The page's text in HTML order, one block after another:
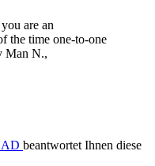
are an
the time one-to-one
Man N.,
beantwortet Ihnen diese